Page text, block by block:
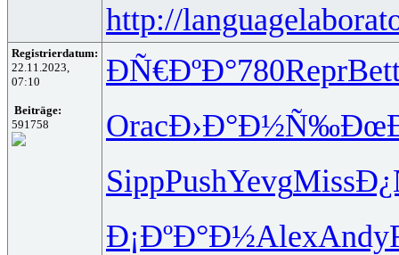
http://
Registrierdatum:
22.11.2023,
07:10
Beiträge:
591758
ÐÑ€ÐºÐ°780Repr
OracÐ›Ð°Ð½Ñ‰
SippPushYevgMiss
Ð¡ÐºÐ°Ð½AlexAndy